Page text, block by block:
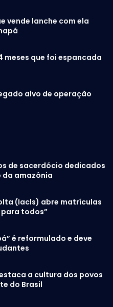
vende lanche com ela
meses que foi espancada
alvo de operação
de sacerdócio dedicados
da amazônia
(Iacls) abre matrículas
todos”
é reformulado e deve
a cultura dos povos
do Brasil